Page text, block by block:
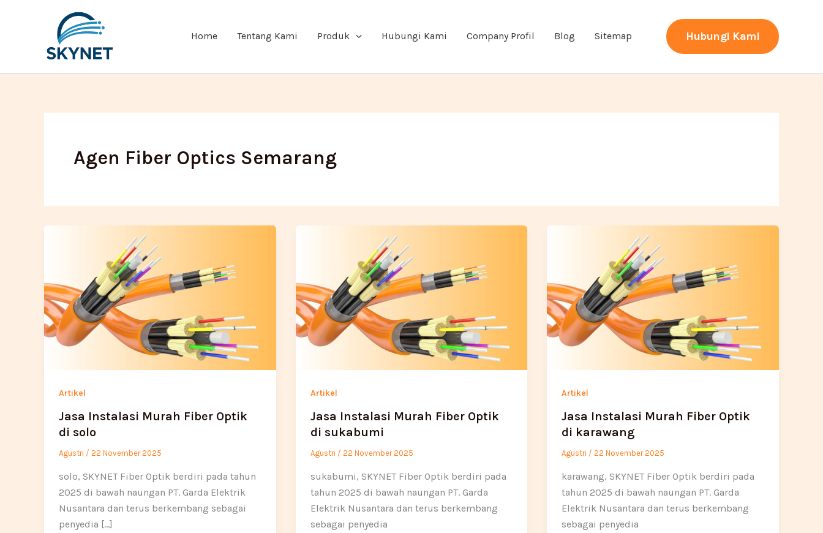
Home Tentang Kami Produk Hubungi Kami Company Profil Blog Sitemap Hubungi Kami
Agen Fiber Optics Semarang
Artikel
Jasa Instalasi Murah Fiber Optik
di solo
Agustri / 22 November 2025
solo, SKYNET Fiber Optik berdiri pada tahun
2025 di bawah naungan PT. Garda Elektrik
Nusantara dan terus berkembang sebagai
penyedia […]
Artikel
Jasa Instalasi Murah Fiber Optik
di sukabumi
Agustri / 22 November 2025
sukabumi, SKYNET Fiber Optik berdiri pada
tahun 2025 di bawah naungan PT. Garda
Elektrik Nusantara dan terus berkembang
sebagai penyedia
Artikel
Jasa Instalasi Murah Fiber Optik
di karawang
Agustri / 22 November 2025
karawang, SKYNET Fiber Optik berdiri pada
tahun 2025 di bawah naungan PT. Garda
Elektrik Nusantara dan terus berkembang
sebagai penyedia